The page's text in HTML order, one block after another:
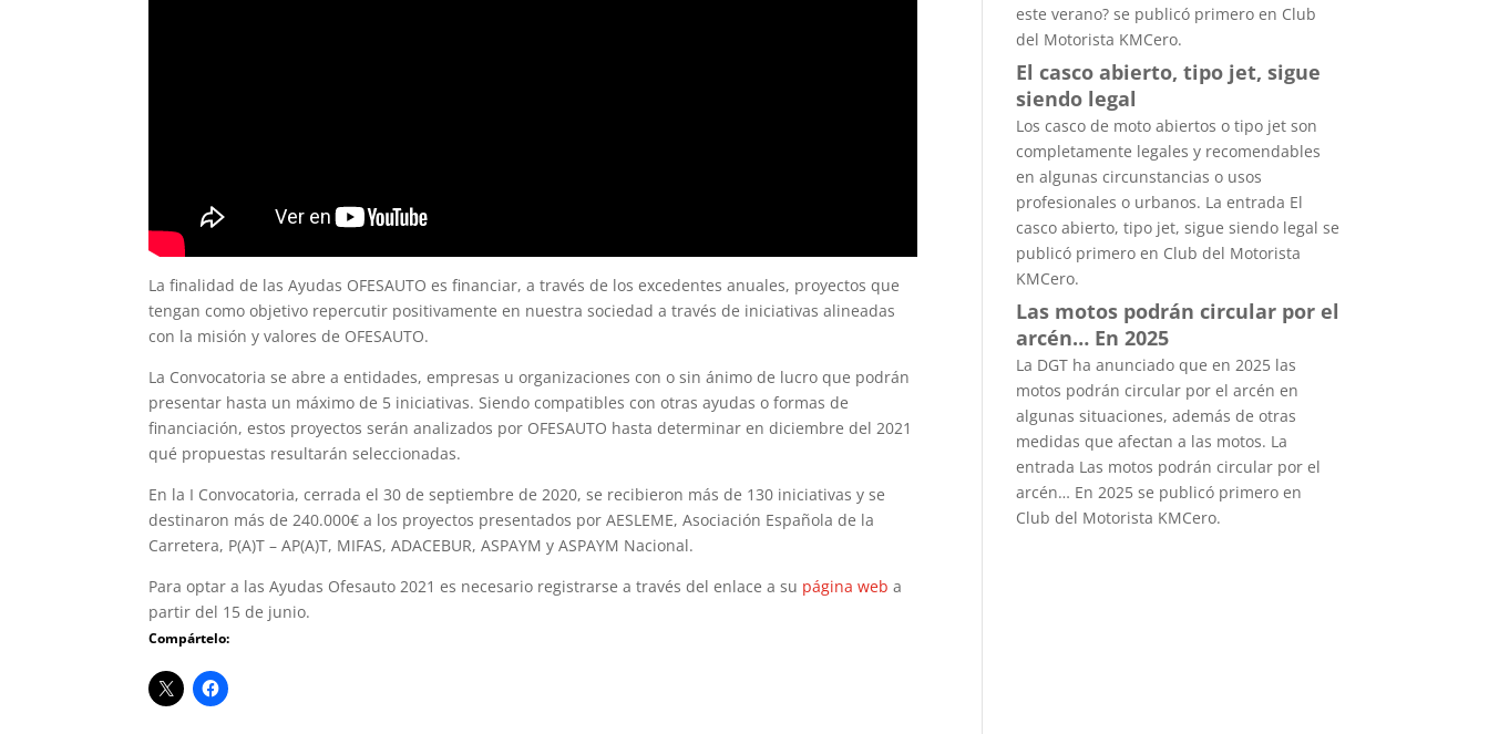
La finalidad de las Ayudas OFESAUTO es financiar, a través de los excedentes anuales, proyectos que
tengan como objetivo repercutir positivamente en nuestra sociedad a través de iniciativas alineadas
con la misión y valores de OFESAUTO.
La Convocatoria se abre a entidades, empresas u organizaciones con o sin ánimo de lucro que podrán
presentar hasta un máximo de 5 iniciativas. Siendo compatibles con otras ayudas o formas de
financiación, estos proyectos serán analizados por OFESAUTO hasta determinar en diciembre del 2021
qué propuestas resultarán seleccionadas.
En la I Convocatoria, cerrada el 30 de septiembre de 2020, se recibieron más de 130 iniciativas y se
destinaron más de 240.000€ a los proyectos presentados por AESLEME, Asociación Española de la
Carretera, P(A)T – AP(A)T, MIFAS, ADACEBUR, ASPAYM y ASPAYM Nacional.
Para optar a las Ayudas Ofesauto 2021 es necesario registrarse a través del enlace a su página web a
partir del 15 de junio.
Compártelo:
este verano? se publicó primero en Club
del Motorista KMCero.
El casco abierto, tipo jet, sigue
siendo legal
Los casco de moto abiertos o tipo jet son
completamente legales y recomendables
en algunas circunstancias o usos
profesionales o urbanos. La entrada El
casco abierto, tipo jet, sigue siendo legal se
publicó primero en Club del Motorista
KMCero.
Las motos podrán circular por el
arcén… En 2025
La DGT ha anunciado que en 2025 las
motos podrán circular por el arcén en
algunas situaciones, además de otras
medidas que afectan a las motos. La
entrada Las motos podrán circular por el
arcén… En 2025 se publicó primero en
Club del Motorista KMCero.